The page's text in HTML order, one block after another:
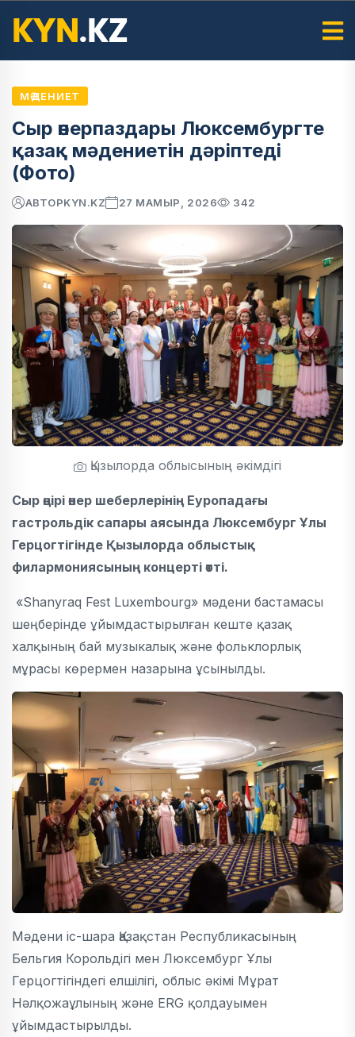
МӘДЕНИЕТ
Сыр өнерпаздары Люксембургте
қазақ мәдениетін дәріптеді
(Фото)
АВТОРKYN.KZ 27 МАМЫР, 2026 342
Қызылорда облысының әкімдігі
Сыр өңірі өнер шеберлерінің Еуропадағы
гастрольдік сапары аясында Люксембург Ұлы
Герцогтігінде Қызылорда облыстық
филармониясының концерті өтті.
«Shanyraq Fest Luxembourg» мәдени бастамасы
шеңберінде ұйымдастырылған кеште қазақ
халқының бай музыкалық және фольклорлық
мұрасы көрермен назарына ұсынылды.
Мәдени іс-шара Қазақстан Республикасының
Бельгия Корольдігі мен Люксембург Ұлы
Герцогтігіндегі елшілігі, облыс әкімі Мұрат
Нәлқожаұлының және ERG қолдауымен
ұйымдастырылды.